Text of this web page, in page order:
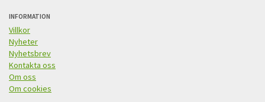
INFORMATION
Villkor
Nyheter
Nyhetsbrev
Kontakta oss
Om oss
Om cookies